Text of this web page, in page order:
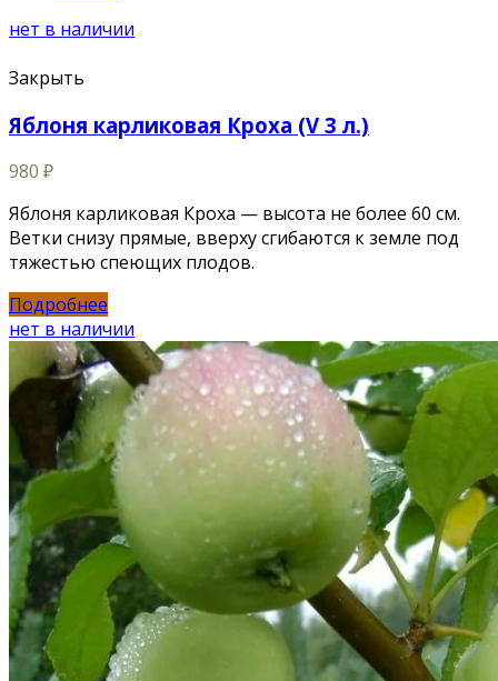
нет в наличии
Закрыть
Яблоня карликовая Кроха (V 3 л.)
980 ₽
Яблоня карликовая Кроха — высота не более 60 см.
Ветки снизу прямые, вверху сгибаются к земле под
тяжестью спеющих плодов.
Подробнее
нет в наличии